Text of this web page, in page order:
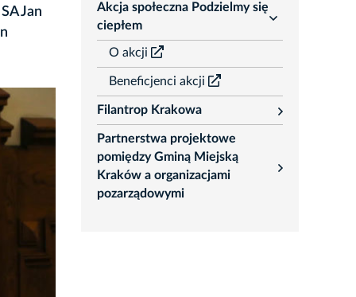
Jan
Akcja społeczna Podzielmy się
ciepłem
rozwiń
O akcji
Beneficjenci akcji
Filantrop Krakowa
rozwiń
Partnerstwa projektowe
pomiędzy Gminą Miejską
Kraków a organizacjami
pozarządowymi
rozwiń